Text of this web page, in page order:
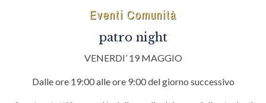
Eventi Comunità
patro night
VENERDI’ 19 MAGGIO
Dalle ore 19:00 alle ore 9:00 del giorno successivo